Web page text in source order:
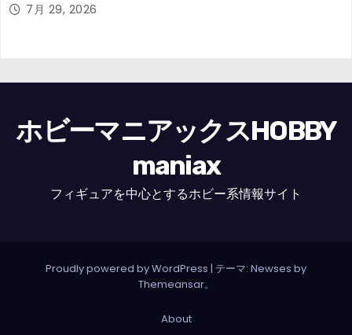
7月 29, 2026
ホビーマニアックスHOBBY
maniax
フィギュアを中心とするホビー系情報サイト
Proudly powered by WordPress | テーマ: Newses by
Themeansar。
About